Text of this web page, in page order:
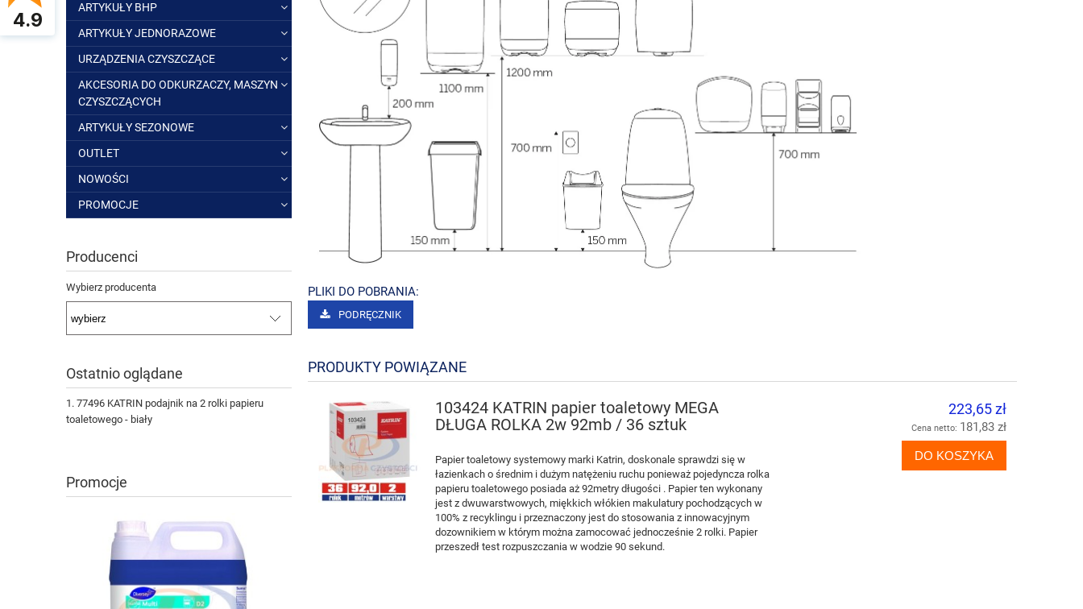
ARTYKUŁY BHP
ARTYKUŁY JEDNORAZOWE
URZĄDZENIA CZYSZCZĄCE
AKCESORIA DO ODKURZACZY, MASZYN
CZYSZCZĄCYCH
ARTYKUŁY SEZONOWE
OUTLET
NOWOŚCI
PROMOCJE
Producenci
Wybierz producenta
Ostatnio oglądane
77496 KATRIN podajnik na 2 rolki papieru
toaletowego - biały
Promocje
PLIKI DO POBRANIA:
PODRĘCZNIK
PRODUKTY POWIĄZANE
103424 KATRIN papier toaletowy MEGA
DŁUGA ROLKA 2w 92mb / 36 sztuk
Papier toaletowy systemowy marki Katrin, doskonale sprawdzi się w
łazienkach o średnim i dużym natężeniu ruchu ponieważ pojedyncza rolka
papieru toaletowego posiada aż 92metry długości . Papier ten wykonany
jest z dwuwarstwowych, miękkich włókien makulatury pochodzących w
100% z recyklingu i przeznaczony jest do stosowania z innowacyjnym
dozownikiem w którym można zamocować jednocześnie 2 rolki. Papier
przeszedł test rozpuszczania w wodzie 90 sekund.
223,65 zł
Cena netto: 181,83 zł
DO KOSZYKA
4.9